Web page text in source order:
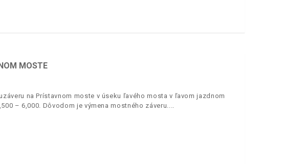
MOSTE
na Prístavnom moste v úseku ľavého mosta v ľavom jazdnom
– 6,000. Dôvodom je výmena mostného záveru.